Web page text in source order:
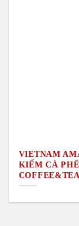
VIETNAM
KIẾM CÀ